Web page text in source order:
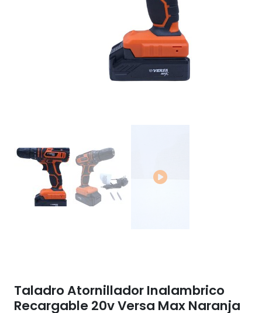
Taladro Atornillador Inalambrico
Recargable 20v Versa Max Naranja